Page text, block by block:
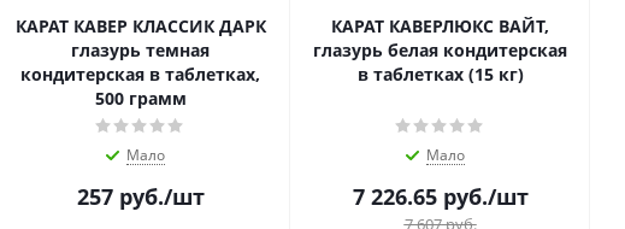
КАРАТ КАВЕР КЛАССИК ДАРК
глазурь темная
кондитерская в таблетках,
500 грамм
Мало
257руб./шт
КАРАТ КАВЕРЛЮКС ВАЙТ,
глазурь белая кондитерская
в таблетках (15 кг)
Мало
7 226.65руб./шт
7 607руб.